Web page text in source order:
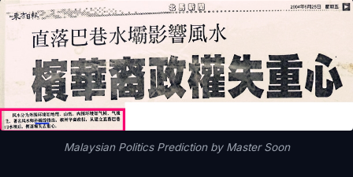
Malaysian Politics Prediction by Master Soon